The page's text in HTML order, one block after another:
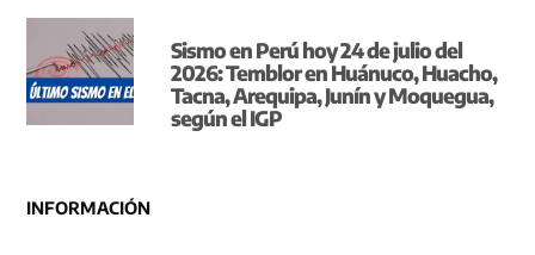
Sismo en Perú hoy 24 de julio del
2026: Temblor en Huánuco, Huacho,
Tacna, Arequipa, Junín y Moquegua,
según el IGP
INFORMACIÓN